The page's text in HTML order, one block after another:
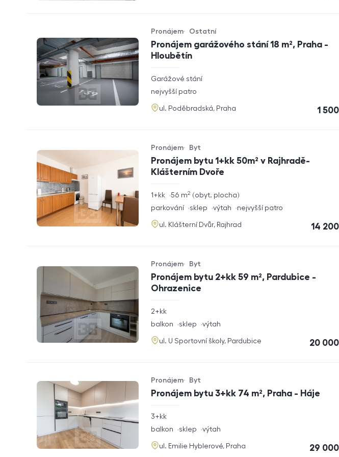
Pronájem garážového stání 18 m², Praha -
Hloubětín
Typ nabídky
Pronájem
Typ nemovitosti
Ostatní
rozměry
Garážové stání
funkce
nejvyšší patro
adresa
ul. Poděbradská, Praha cena
1 500
Pronájem bytu 1+kk 50m² v Rajhradě-
Klášterním Dvoře
Typ nabídky
Pronájem
Typ nemovitosti
Byt
rozměry
1+kk obyt. plocha
56 m2
funkce
parkování sklep výtah nejvyšší patro
adresa
ul. Klášterní Dvůr, Rajhrad cena
14 200
Pronájem bytu 2+kk 59 m², Pardubice -
Ohrazenice
Typ nabídky
Pronájem
Typ nemovitosti
Byt
rozměry
2+kk
funkce
balkon sklep výtah
adresa
ul. U Sportovní školy, Pardubice cena
20 000
Pronájem bytu 3+kk 74 m², Praha - Háje
Typ nabídky
Pronájem
Typ nemovitosti
Byt
rozměry
3+kk
funkce
balkon sklep výtah
adresa
ul. Emilie Hyblerové, Praha cena
29 000